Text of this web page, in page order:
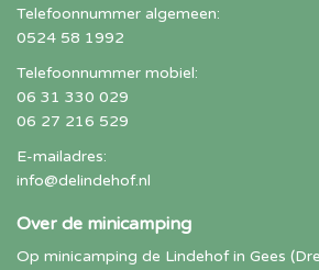
Telefoonnummer algemeen:
0524 58 1992
Telefoonnummer mobiel:
06 31 330 029
06 27 216 529
E-mailadres:
info@delindehof.nl
Over de minicamping
Op minicamping de Lindehof in Gees